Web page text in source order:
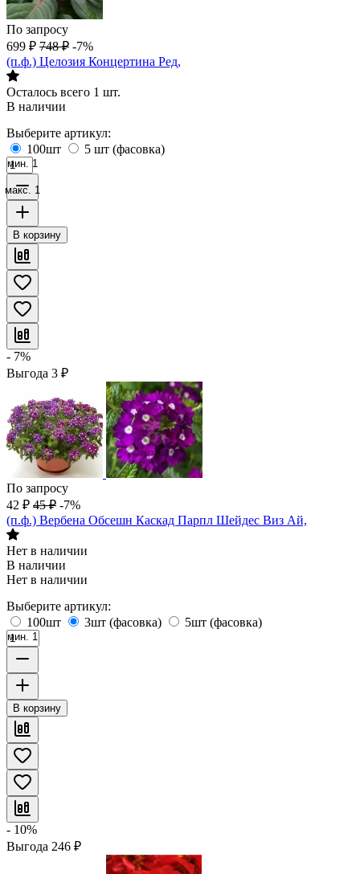
По запросу
699 ₽ 748 ₽ -7%
(п.ф.) Целозия Концертина Ред,
Осталось всего 1 шт.
В наличии
Выберите артикул:
100шт
5 шт (фасовка)
мин. 1
макс. 1
В корзину
- 7%
Выгода 3 ₽
По запросу
42 ₽ 45 ₽ -7%
(п.ф.) Вербена Обсешн Каскад Парпл Шейдес Виз Ай,
Нет в наличии
В наличии
Нет в наличии
Выберите артикул:
100шт
3шт (фасовка) 5шт (фасовка)
мин. 1
В корзину
- 10%
Выгода 246 ₽